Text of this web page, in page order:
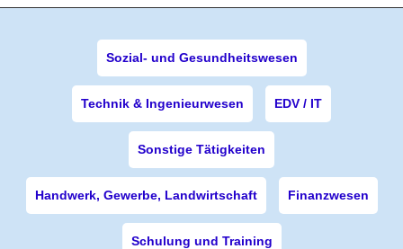
Sozial- und Gesundheitswesen
Technik & Ingenieurwesen EDV / IT
Sonstige Tätigkeiten
Handwerk, Gewerbe, Landwirtschaft Finanzwesen
Schulung und Training